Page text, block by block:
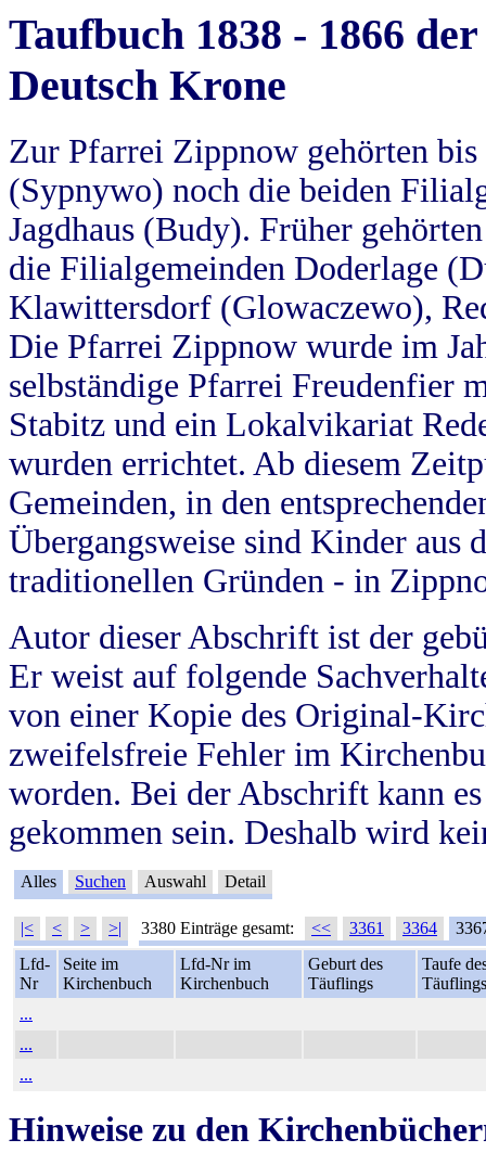
Taufbuch 1838 - 1866
Deutsch Krone
Zur Pfarrei Zippnow gehörten
(Sypnywo) noch die beiden
Jagdhaus (Budy). Früher
die Filialgemeinden Doderlage
Klawittersdorf (Glowaczewo),
Die Pfarrei Zippnow wurde im
selbständige Pfarrei Freudenfier
Stabitz und ein Lokalvikariat
wurden errichtet. Ab diesem
Gemeinden, in den
Übergangsweise sind Kinder aus
traditionellen Gründen - in
Autor dieser Abschrift ist der
Er weist auf folgende
von einer Kopie des Original-
zweifelsfreie Fehler im
worden. Bei der Abschrift kann
gekommen sein. Deshalb wird
Alles Suchen Auswahl Detail
|< < > >| 3380 Einträge gesamt: << 3361 3364
Lfd-
Nr
Seite im
Kirchenbuch
Lfd-Nr im
Kirchenbuch
Geburt des
Täuflings
Taufe
Täuflings
...
...
...
Hinweise zu den